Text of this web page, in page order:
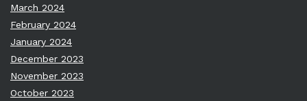
March 2024
February 2024
January 2024
December 2023
November 2023
October 2023